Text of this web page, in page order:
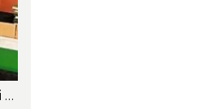
Styreleder Vegard Smenes, styremedlem Gunn Randi Finstad i Geno og Bernt Olav Langbekkhei i OS ID tok i mot folk på stand på Dyrsku'n i Seljord i 2022. Foto: Oda Christensen.